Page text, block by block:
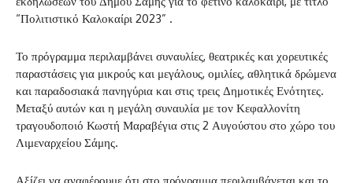
“Πολιτιστικό Καλοκαίρι 2023” .
Το πρόγραμμα περιλαμβάνει συναυλίες, θεατρικές και χορευτικές
παραστάσεις για μικρούς και μεγάλους, ομιλίες, αθλητικά δρώμενα
και παραδοσιακά πανηγύρια και στις τρεις Δημοτικές Ενότητες.
Μεταξύ αυτών και η μεγάλη συναυλία με τον Κεφαλλονίτη
τραγουδοποιό Κωστή Μαραβέγια στις 2 Αυγούστου στο χώρο του
Λιμεναρχείου Σάμης.